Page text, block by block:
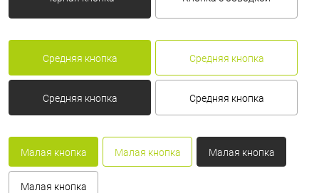
Средняя кнопка Средняя кнопка
Средняя кнопка Средняя кнопка
Малая кнопка Малая кнопка Малая кнопка
Малая кнопка